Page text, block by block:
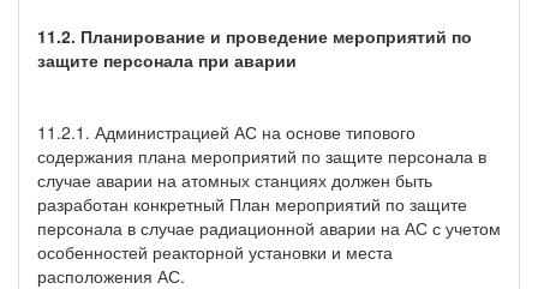
11.2. Планирование и проведение мероприятий по
защите персонала при аварии
11.2.1. Администрацией АС на основе типового
содержания плана мероприятий по защите персонала в
случае аварии на атомных станциях должен быть
разработан конкретный План мероприятий по защите
персонала в случае радиационной аварии на АС с учетом
особенностей реакторной установки и места
расположения АС.